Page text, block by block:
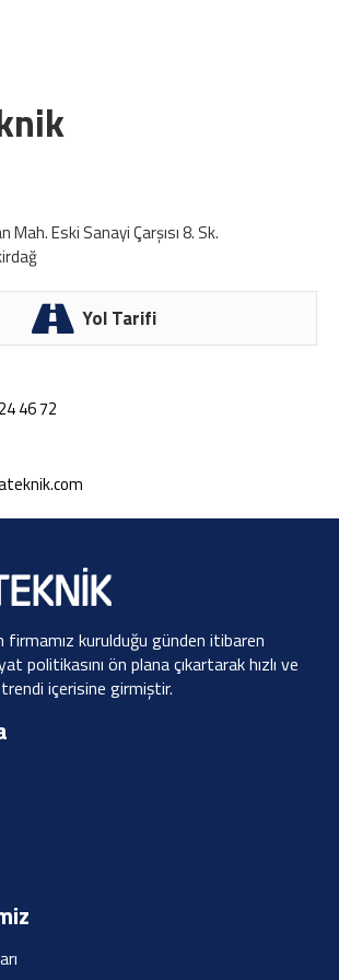
Mah. Eski Sanayi Çarşısı 8. Sk.
Yol Tarifi
46 72
firmamız kurulduğu günden itibaren
politikasını ön plana çıkartarak hızlı ve
içerisine girmiştir.